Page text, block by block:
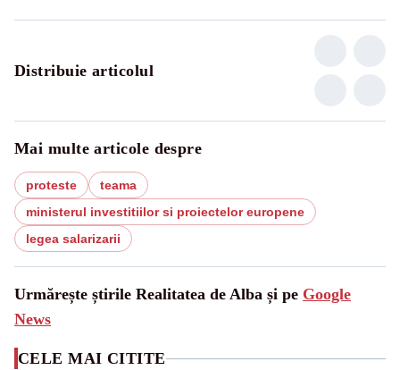
Distribuie articolul
Mai multe articole despre
proteste
teama
ministerul investitiilor si proiectelor europene
legea salarizarii
Urmărește știrile Realitatea de Alba și pe Google
News
CELE MAI CITITE